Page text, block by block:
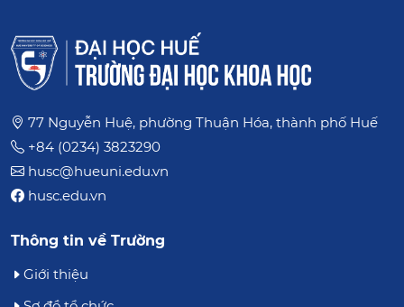
77 Nguyễn Huệ, phường Thuận Hóa, thành phố Huế
+84 (0234) 3823290
husc@hueuni.edu.vn
husc.edu.vn
Thông tin về Trường
Giới thiệu